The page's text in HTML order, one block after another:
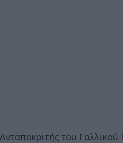
Ανταποκριτής του